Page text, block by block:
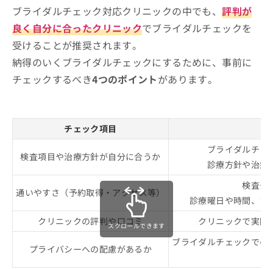
ブライダルチェック対応クリニックの中でも、評判が
良く自分に合ったクリニックでブライダルチェックを
受けることが推奨されます。
納得のいくブライダルチェックにするために、事前に
チェックするべき4つのポイントがあります。
チェック項目
検査項目や治療方針が自分に合うか
ブライダルチェ
診療方針や治療
通いやすさ（予約取得・アクセス等）
検査や
診療曜日や時間、ア
クリニックの評判や口コミ
クリニックで実際
プライバシーへの配慮があるか
ブライダルチェックで
スクロールできます